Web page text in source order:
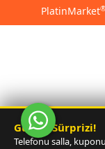
PlatinMarket
Günün Sürprizi!
Telefonu salla,